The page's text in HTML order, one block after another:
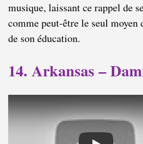
musique, laissant ce rappel de
comme peut-être le seul moyen
de son éducation.
14. Arkansas –